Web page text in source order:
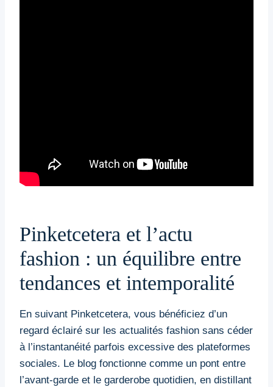
Pinketcetera et l’actu
fashion : un équilibre entre
tendances et intemporalité
En suivant Pinketcetera, vous bénéficiez d’un
regard éclairé sur les actualités fashion sans céder
à l’instantanéité parfois excessive des plateformes
sociales. Le blog fonctionne comme un pont entre
l’avant-garde et le garderobe quotidien, en distillant